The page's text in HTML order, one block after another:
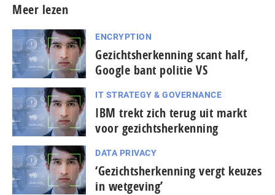
Meer lezen
ENCRYPTION
Gezichtsherkenning scant half,
Google bant politie VS
IT STRATEGY & GOVERNANCE
IBM trekt zich terug uit markt
voor gezichtsherkenning
DATA PRIVACY
‘Gezichtsherkenning vergt keuzes
in wetgeving’